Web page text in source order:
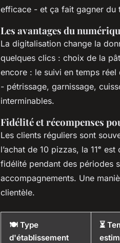
efficace - et ça fait gagner du
Les avantages du
La digitalisation change la
quelques clics : choix de la
encore : le suivi en temps
- pétrissage, garnissage,
interminables.
Fidélité et récompenses
Les clients réguliers sont
l’achat de 10 pizzas, la 11ᵉ
fidélité pendant des périodes
accompagnements. Une
clientèle.
🍽️ Type
d'établissement
⏳